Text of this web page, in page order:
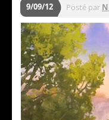
9/09/12 Posté par